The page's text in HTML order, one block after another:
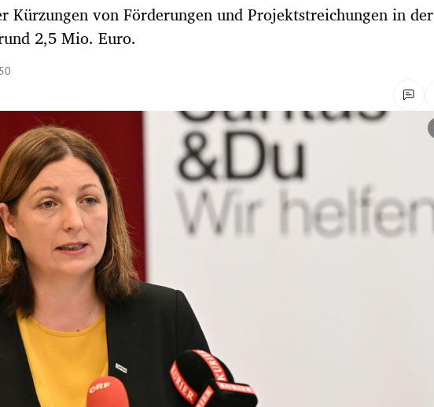
Kürzungen von Förderungen und Projektstreichungen in der
2,5 Mio. Euro.
öffnen/schließen